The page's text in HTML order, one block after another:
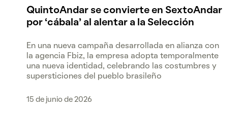
QuintoAndar se convierte en SextoAndar
por ‘cábala’ al alentar a la Selección
En una nueva campaña desarrollada en alianza con
la agencia Fbiz, la empresa adopta temporalmente
una nueva identidad, celebrando las costumbres y
supersticiones del pueblo brasileño
15 de junio de 2026